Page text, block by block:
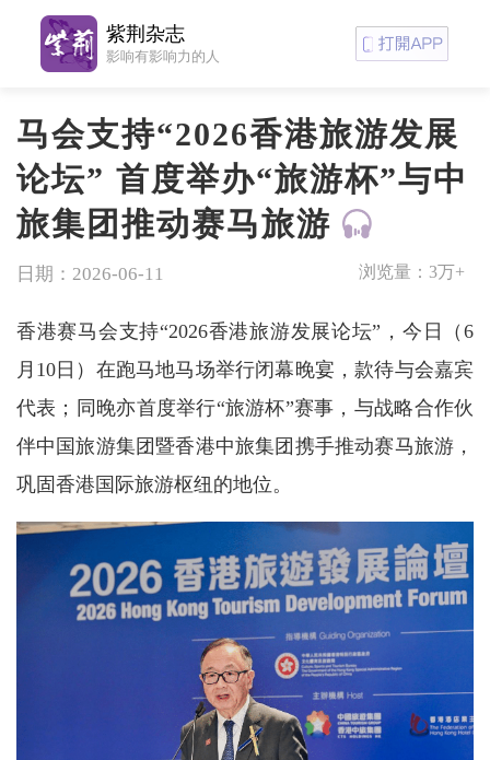
马会支持“2026香港旅游发展
论坛” 首度举办“旅游杯”与中
旅集团推动赛马旅游
日期：2026-06-11 浏览量： 3万+
香港赛马会支持“2026香港旅游发展论坛”，今日（6
月10日）在跑马地马场举行闭幕晚宴，款待与会嘉宾
代表；同晚亦首度举行“旅游杯”赛事，与战略合作伙
伴中国旅游集团暨香港中旅集团携手推动赛马旅游，
巩固香港国际旅游枢纽的地位。
紫荆杂志
影响有影响力的人